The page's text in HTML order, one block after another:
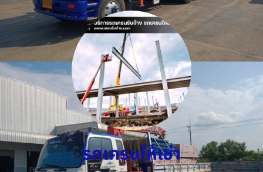
รถเครนให้เช่า